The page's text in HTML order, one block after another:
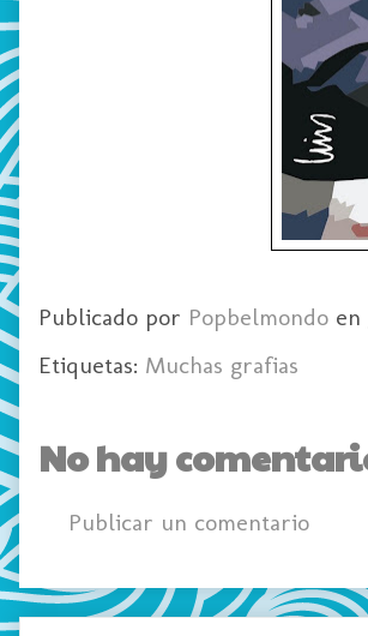
Publicado por Popbelmondo en
Etiquetas: Muchas grafias
No hay
Publicar un comentario